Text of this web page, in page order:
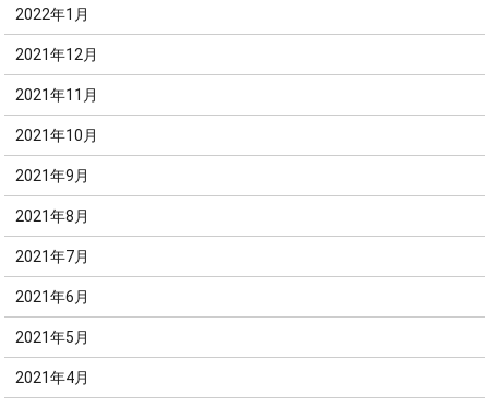
2022年1月
2021年12月
2021年11月
2021年10月
2021年9月
2021年8月
2021年7月
2021年6月
2021年5月
2021年4月